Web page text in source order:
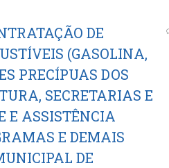
DE
(GASOLINA,
PRECÍPUAS DOS
SECRETARIAS E
E ASSISTÊNCIA
E DEMAIS
DE